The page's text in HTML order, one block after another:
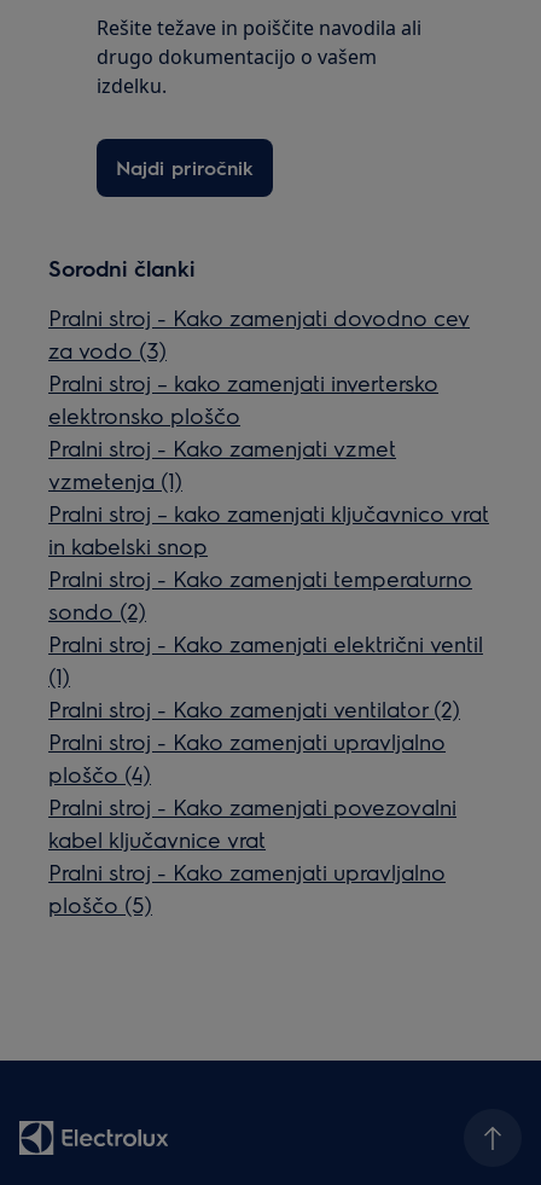
Rešite težave in poiščite navodila ali
drugo dokumentacijo o vašem
izdelku.
Najdi priročnik
Sorodni članki
Pralni stroj - Kako zamenjati dovodno cev
za vodo (3)
Pralni stroj – kako zamenjati invertersko
elektronsko ploščo
Pralni stroj - Kako zamenjati vzmet
vzmetenja (1)
Pralni stroj – kako zamenjati ključavnico vrat
in kabelski snop
Pralni stroj - Kako zamenjati temperaturno
sondo (2)
Pralni stroj - Kako zamenjati električni ventil
(1)
Pralni stroj - Kako zamenjati ventilator (2)
Pralni stroj - Kako zamenjati upravljalno
ploščo (4)
Pralni stroj - Kako zamenjati povezovalni
kabel ključavnice vrat
Pralni stroj - Kako zamenjati upravljalno
ploščo (5)